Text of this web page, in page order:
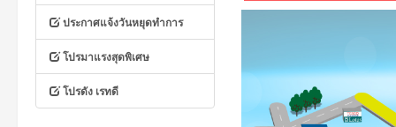
ประกาศแจ้งวันหยุดทำการ
โปรมาแรงสุดพิเศษ
โปรดัง เรทดี